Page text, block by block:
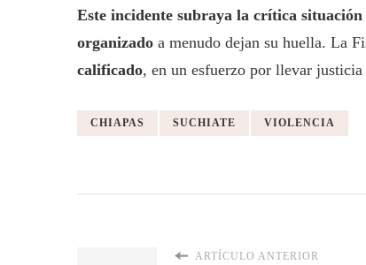
Este incidente subraya la crítica
organizado a menudo dejan su huella. La
calificado, en un esfuerzo por llevar
CHIAPAS SUCHIATE VIOLENCIA
ARTÍCULO ANTERIOR